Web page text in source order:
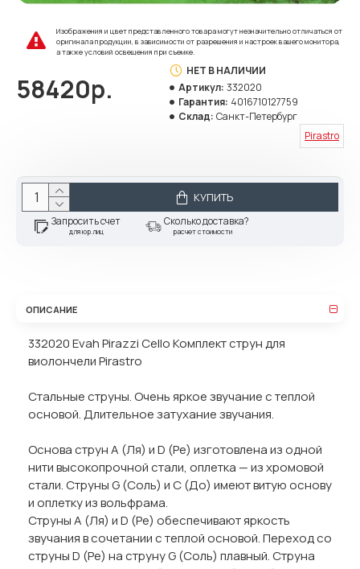
Изображения и цвет представленного товара могут незначительно отличаться от
оригинала продукции, в зависимости от разрешения и настроек вашего монитора,
а также условий освещения при съемке.
58420р.
НЕТ В НАЛИЧИИ
Артикул: 332020
Гарантия: 4016710127759
Склад: Санкт-Петербург
Pirastro
КУПИТЬ
Запросить счет
для юр.лиц
Сколько доставка?
расчет стоимости
ОПИСАНИЕ
332020 Evah Pirazzi Cello Комплект струн для
виолончели Pirastro
Стальные струны. Очень яркое звучание с теплой
основой. Длительное затухание звучания.
Основа струн A (Ля) и D (Ре) изготовлена из одной
нити высокопрочной стали, оплетка — из хромовой
стали. Струны G (Соль) и C (До) имеют витую основу
и оплетку из вольфрама.
Струны A (Ля) и D (Ре) обеспечивают яркость
звучания в сочетании с теплой основой. Переход со
струны D (Ре) на струну G (Соль) плавный. Струна